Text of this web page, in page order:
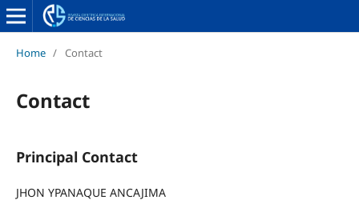
Home / Contact
Contact
Principal Contact
JHON YPANAQUE ANCAJIMA